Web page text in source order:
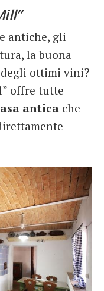
antiche, gli
la buona
degli ottimi vini?
offre tutte
antica che